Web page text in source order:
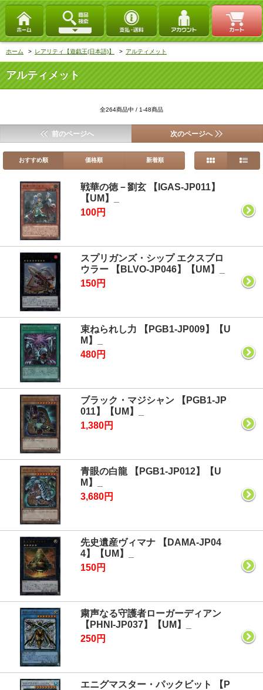
ホーム > レアリティ【遊戯王(日本語)】 > アルティメット
アルティメット
全264商品中 / 1-48商品
前のページへ 次のページへ
おすすめ順 価格順 新着順
戦華の徳－劉玄 【IGAS-JP011】
【UM】_
100円
スプリガンズ・シップ エクスブロ
ウラー 【BLVO-JP046】【UM】_
150円
束ねられし力 【PGB1-JP009】【U
M】_
480円
ブラック・マジシャン 【PGB1-JP
011】【UM】_
1,380円
青眼の白龍 【PGB1-JP012】【U
M】_
3,680円
先史遺産ヴィマナ 【DAMA-JP04
4】【UM】_
150円
粛声なる守護者ローガーディアン
【PHNI-JP037】【UM】_
250円
エニグマスター・パックビット 【P